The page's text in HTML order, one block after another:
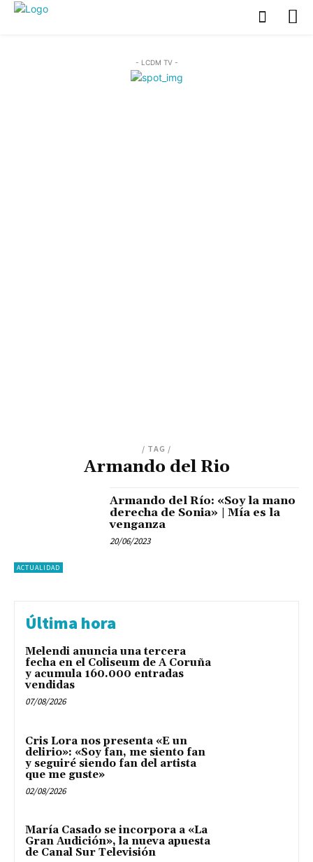
- LCDM TV -
/ TAG /
Armando del Rio
ACTUALIDAD
Armando del Río: «Soy la mano
derecha de Sonia» | Mía es la
venganza
20/06/2023
Última hora
Melendi anuncia una tercera
fecha en el Coliseum de A Coruña
y acumula 160.000 entradas
vendidas
07/08/2026
Cris Lora nos presenta «E un
delirio»: «Soy fan, me siento fan
y seguiré siendo fan del artista
que me guste»
02/08/2026
María Casado se incorpora a «La
Gran Audición», la nueva apuesta
de Canal Sur Televisión